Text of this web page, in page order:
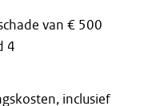
van € 500
4
inclusief